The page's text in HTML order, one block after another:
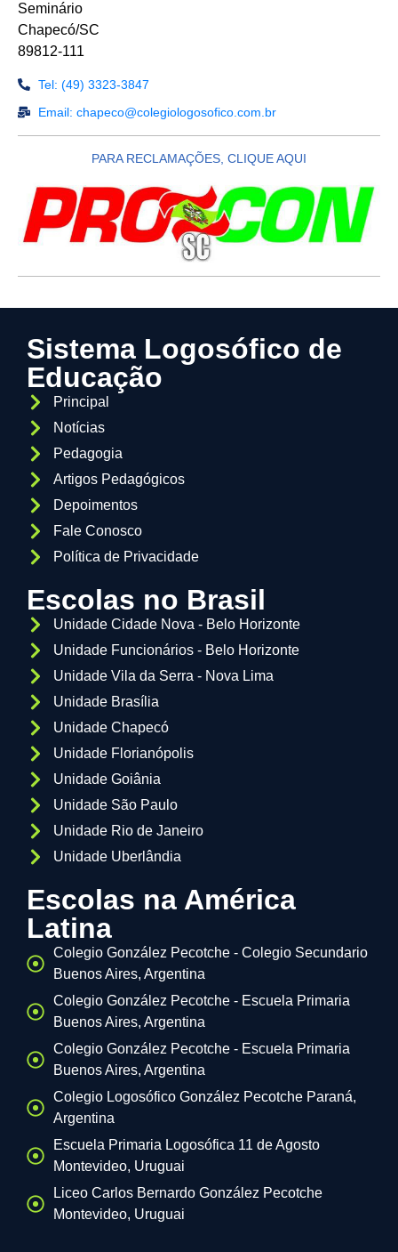
Seminário
Chapecó/SC
89812-111
Tel: (49) 3323-3847
Email: chapeco@colegiologosofico.com.br
PARA RECLAMAÇÕES, CLIQUE AQUI
Sistema Logosófico de
Educação
Principal
Notícias
Pedagogia
Artigos Pedagógicos
Depoimentos
Fale Conosco
Política de Privacidade
Escolas no Brasil
Unidade Cidade Nova - Belo Horizonte
Unidade Funcionários - Belo Horizonte
Unidade Vila da Serra - Nova Lima
Unidade Brasília
Unidade Chapecó
Unidade Florianópolis
Unidade Goiânia
Unidade São Paulo
Unidade Rio de Janeiro
Unidade Uberlândia
Escolas na América
Latina
Colegio González Pecotche - Colegio Secundario
Buenos Aires, Argentina
Colegio González Pecotche - Escuela Primaria
Buenos Aires, Argentina
Colegio González Pecotche - Escuela Primaria
Buenos Aires, Argentina
Colegio Logosófico González Pecotche Paraná,
Argentina
Escuela Primaria Logosófica 11 de Agosto
Montevideo, Uruguai
Liceo Carlos Bernardo González Pecotche
Montevideo, Uruguai